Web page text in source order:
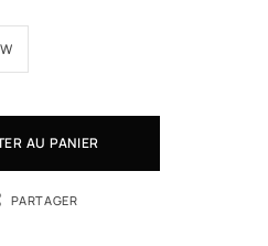
AU PANIER
PARTAGER